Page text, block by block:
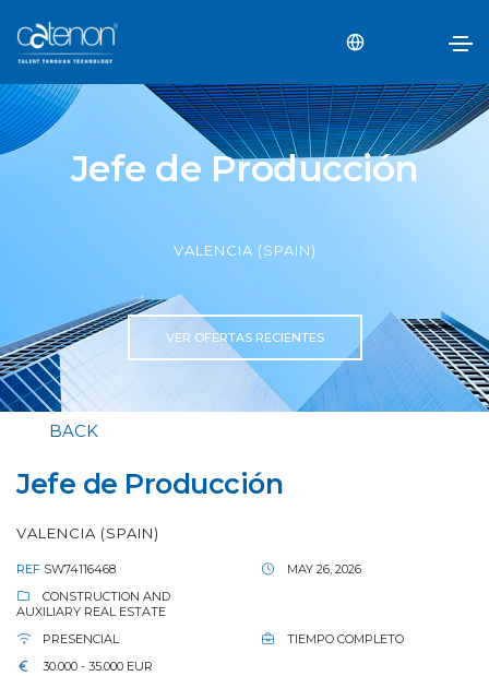
Jefe de Producción
VALENCIA (SPAIN)
VER OFERTAS RECIENTES
BACK
Jefe de Producción
VALENCIA (SPAIN)
REF SW74116468
MAY 26, 2026
CONSTRUCTION AND
AUXILIARY REAL ESTATE
PRESENCIAL
TIEMPO COMPLETO
30.000 - 35.000 EUR